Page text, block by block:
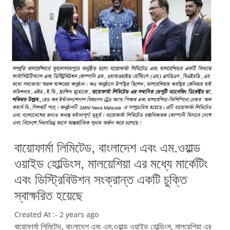
বায়োফার্মা লিমিটেড, বাংলাদেশ এবং এম.ওয়াল্ড
ওয়াইড হোল্ডিংস, মালয়েশিয়া এর মধ্যে মার্কেটিং
এবং ডিস্ট্রিবিউশন সংক্রান্ত একটি চুক্তি
স্বাক্ষরিত হয়েছে
Created At :- 2 years ago
বায়োফার্মা লিমিটেড, বাংলাদেশ এবং এম.ওয়াল্ড ওয়াইড হোল্ডিংস, মালয়েশিয়া এর